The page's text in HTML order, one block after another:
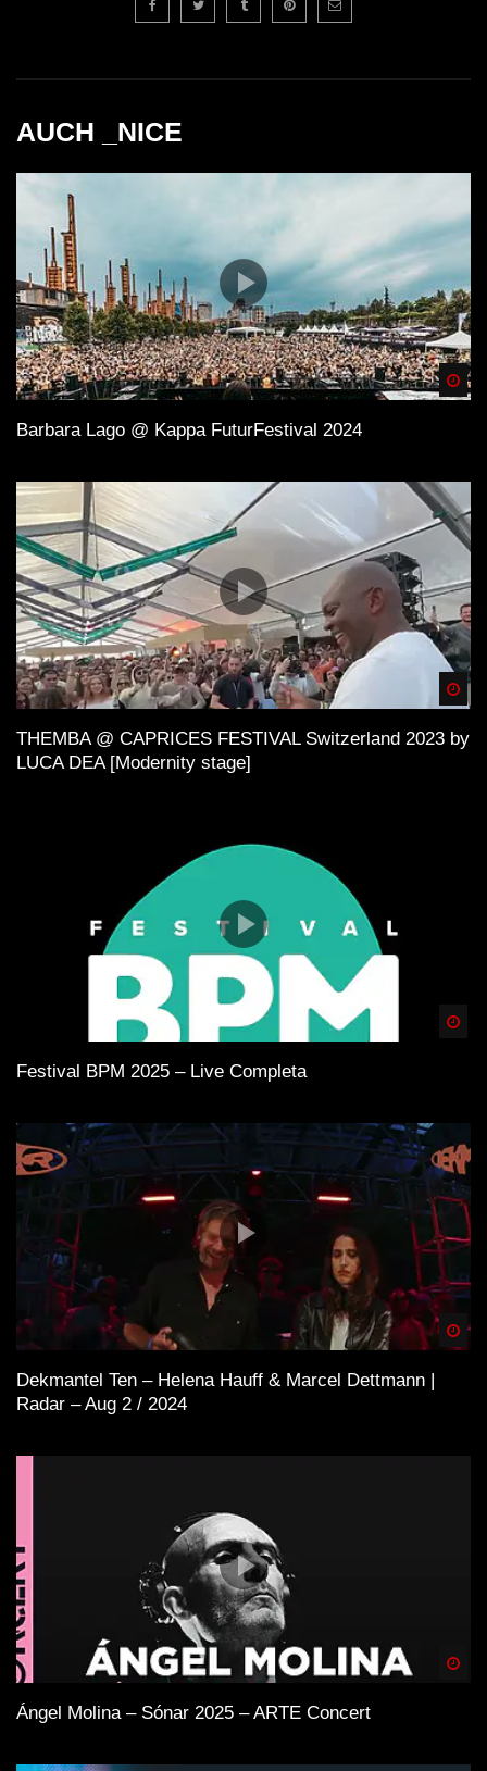
AUCH _NICE
Barbara Lago @ Kappa FuturFestival 2024
THEMBA @ CAPRICES FESTIVAL Switzerland 2023 by
LUCA DEA [Modernity stage]
Festival BPM 2025 – Live Completa
Dekmantel Ten – Helena Hauff & Marcel Dettmann |
Radar – Aug 2 / 2024
Ángel Molina – Sónar 2025 – ARTE Concert